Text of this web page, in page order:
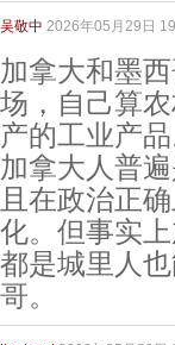
吴敬中 2026年05月29日
加拿大和墨
场，自己算
产的工业产
加拿大人普
且在政治正
化。但事实
都是城里人
哥。